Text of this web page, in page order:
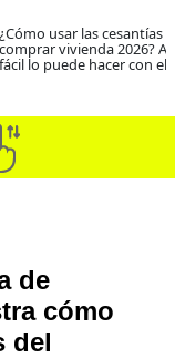
¿Cómo usar las cesantías
comprar vivienda 2026?
fácil lo puede hacer con el
de
cómo
del